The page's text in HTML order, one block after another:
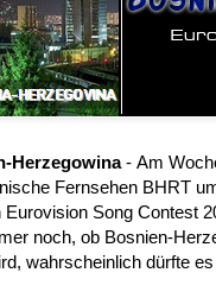
Herzegowina- Am
Fernsehen BHRT
Song Contest
noch, ob Bosnien-
wahrscheinlich dürfte